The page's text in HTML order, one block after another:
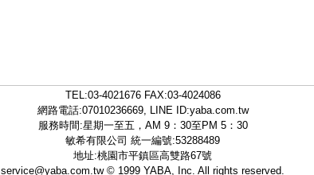
TEL:03-4021676FAX:03-4024086
網路電話:07010236669, LINE ID:yaba.com.tw
服務時間:星期一至五，AM 9：30至PM 5：30
敏希有限公司 統一編號:53288489
地址:桃園市平鎮區高雙路67號
service@yaba.com.tw© 1999 YABA, Inc. All rights reserved.